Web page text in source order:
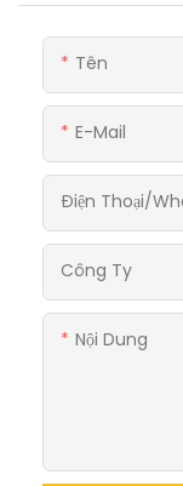
Tên
E-Mail
Điện Thoại/
Công Ty
Nội Dung